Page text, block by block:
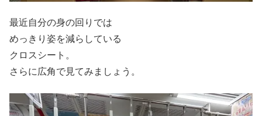
最近自分の身の回りでは
めっきり姿を減らしている
クロスシート。
さらに広角で見てみましょう。